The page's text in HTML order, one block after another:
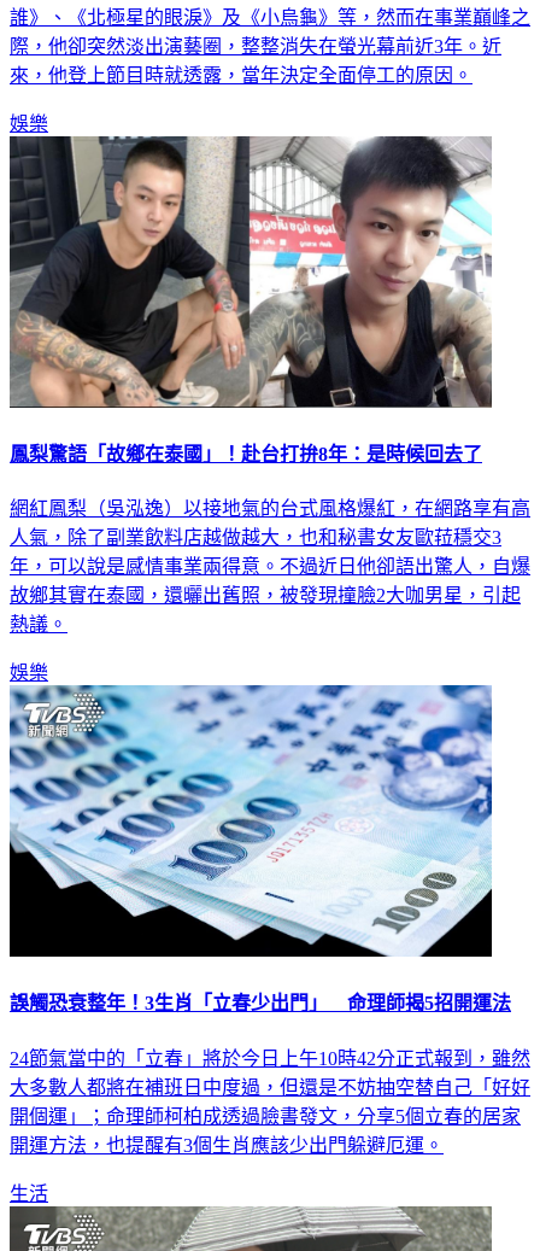
誰》、《北極星的眼淚》及《小烏龜》等，然而在事業巔峰之
際，他卻突然淡出演藝圈，整整消失在螢光幕前近3年。近
來，他登上節目時就透露，當年決定全面停工的原因。
娛樂
鳳梨驚語「故鄉在泰國」！赴台打拚8年：是時候回去了
網紅鳳梨（吳泓逸）以接地氣的台式風格爆紅，在網路享有高
人氣，除了副業飲料店越做越大，也和秘書女友歐菈穩交3
年，可以說是感情事業兩得意。不過近日他卻語出驚人，自爆
故鄉其實在泰國，還曬出舊照，被發現撞臉2大咖男星，引起
熱議。
娛樂
誤觸恐衰整年！3生肖「立春少出門」 命理師揭5招開運法
24節氣當中的「立春」將於今日上午10時42分正式報到，雖然
大多數人都將在補班日中度過，但還是不妨抽空替自己「好好
開個運」；命理師柯柏成透過臉書發文，分享5個立春的居家
開運方法，也提醒有3個生肖應該少出門躲避厄運。
生活